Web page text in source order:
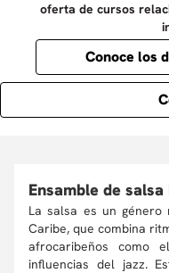
oferta de cursos
Conoce los
Ensamble de
La salsa es un
Caribe, que combina
afrocaribeños como
influencias del jazz.